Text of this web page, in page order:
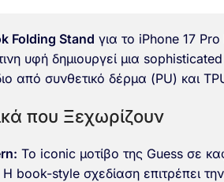
Folding Stand για το iPhone 17
υφή δημιουργεί μια
από συνθετικό δέρμα (PU) και
που Ξεχωρίζουν
Το iconic μοτίβο της Guess σε
Η book-style σχεδίαση επιτρέπει